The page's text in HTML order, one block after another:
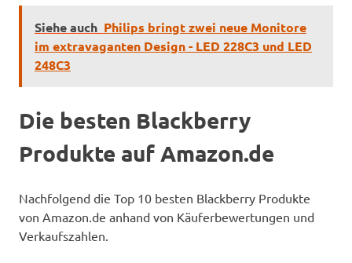
Siehe auch Philips bringt zwei neue Monitore
im extravaganten Design - LED 228C3 und LED
248C3
Die besten Blackberry
Produkte auf Amazon.de
Nachfolgend die Top 10 besten Blackberry Produkte
von Amazon.de anhand von Käuferbewertungen und
Verkaufszahlen.